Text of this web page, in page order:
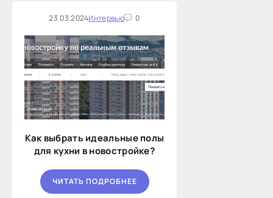
23.03.2024Интервью 0
Как выбрать идеальные полы
для кухни в новостройке?
ЧИТАТЬ ПОДРОБНЕЕ